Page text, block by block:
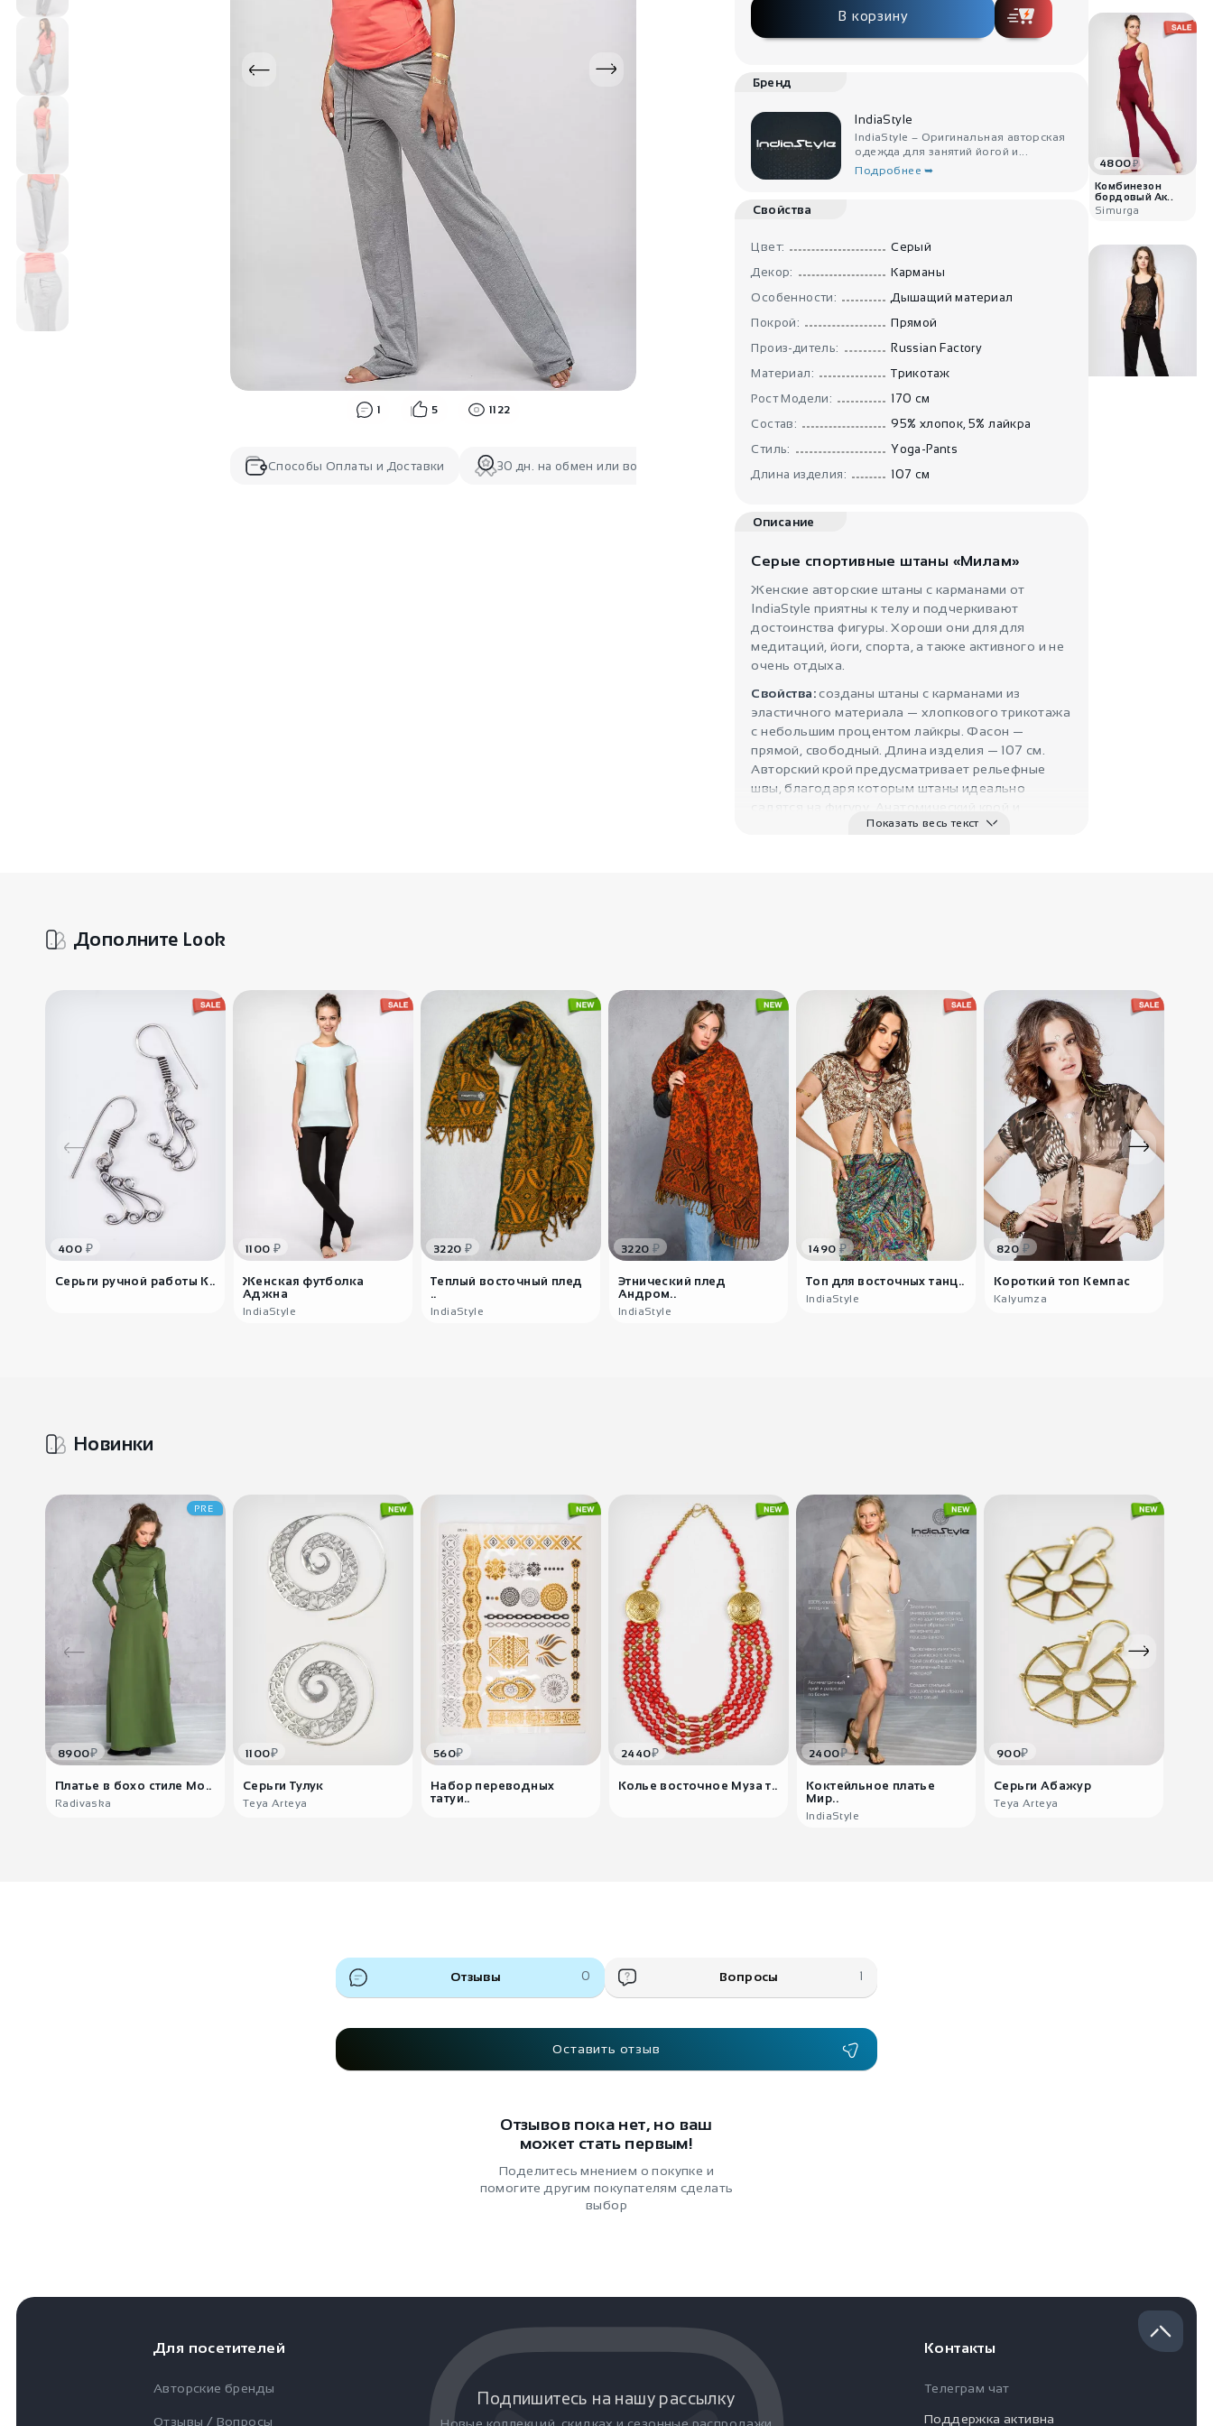
1 5 1122
Способы Оплаты и Доставки 30 дн. на обмен или возврат
В корзину
Бренд
IndiaStyle
IndiaStyle – Оригинальная авторская
одежда для занятий йогой и...
Подробнее ➥
Свойства
Цвет:
Серый
Декор:
Карманы
Особенности:
Дышащий материал
Покрой:
Прямой
Произ-дитель:
Russian Factory
Материал:
Трикотаж
Рост Модели:
170 см
Состав:
95% хлопок, 5% лайкра
Стиль:
Yoga-Pants
Длина изделия:
107 см
Описание
Серые спортивные штаны «Милам»
Женские авторские штаны с карманами от
IndiaStyle приятны к телу и подчеркивают
достоинства фигуры. Хороши они для для
медитаций, йоги, спорта, а также активного и не
очень отдыха.
Свойства:созданы штаны с карманами из
эластичного материала — хлопкового трикотажа
с небольшим процентом лайкры. Фасон —
прямой, свободный. Длина изделия — 107 см.
Авторский крой предусматривает рельефные
швы, благодаря которым штаны идеально
садятся на фигуру. Анатомический крой и
качественный трикотаж — основные
Показать весь текст
4800₽
Комбинезон
бордовый Ак..
Simurga
1980₽
Прямые
бежевые штаны
С..
IndiaStyle
Дополните Look
400 ₽
Серьги ручной работы К..
1100 ₽
Женская футболка
Аджна
IndiaStyle
3220 ₽
Теплый восточный плед
..
IndiaStyle
3220 ₽
Этнический плед
Андром..
IndiaStyle
1490 ₽
Топ для восточных танц..
IndiaStyle
820₽
Короткий топ Кемпас
Kalyumza
Новинки
PRE
8900₽
Платье в бохо стиле Мо..
Radivaska
1100₽
Серьги Тулук
Teya Arteya
560₽
Набор переводных
татуи..
2440₽
Колье восточное Муза т..
2400₽
Коктейльное платье
Мир..
IndiaStyle
900₽
Серьги Абажур
Teya Arteya
Отзывы 0 Вопросы 1
Оставить отзыв
Отзывов пока нет, но ваш
может стать первым!
Поделитесь мнением о покупке и
помогите другим покупателям сделать
выбор
Для посетителей
Авторские бренды
Отзывы / Вопросы
Подпишитесь на нашу рассылку
Контакты
Телеграм чат
Поддержка активна